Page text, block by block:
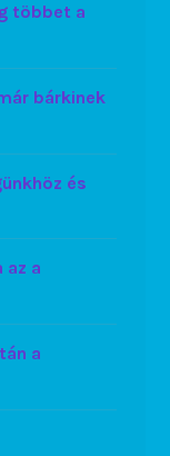
többet a
bárkinek
és
az a
a